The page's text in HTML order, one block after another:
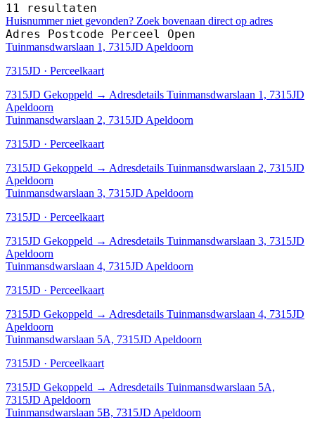
11 resultaten
Huisnummer niet gevonden? Zoek bovenaan direct op adres
Adres Postcode Perceel Open
Tuinmansdwarslaan 1, 7315JD Apeldoorn
7315JD · Perceelkaart
7315JD Gekoppeld → Adresdetails Tuinmansdwarslaan 1, 7315JD
Apeldoorn
Tuinmansdwarslaan 2, 7315JD Apeldoorn
7315JD · Perceelkaart
7315JD Gekoppeld → Adresdetails Tuinmansdwarslaan 2, 7315JD
Apeldoorn
Tuinmansdwarslaan 3, 7315JD Apeldoorn
7315JD · Perceelkaart
7315JD Gekoppeld → Adresdetails Tuinmansdwarslaan 3, 7315JD
Apeldoorn
Tuinmansdwarslaan 4, 7315JD Apeldoorn
7315JD · Perceelkaart
7315JD Gekoppeld → Adresdetails Tuinmansdwarslaan 4, 7315JD
Apeldoorn
Tuinmansdwarslaan 5A, 7315JD Apeldoorn
7315JD · Perceelkaart
7315JD Gekoppeld → Adresdetails Tuinmansdwarslaan 5A,
7315JD Apeldoorn
Tuinmansdwarslaan 5B, 7315JD Apeldoorn